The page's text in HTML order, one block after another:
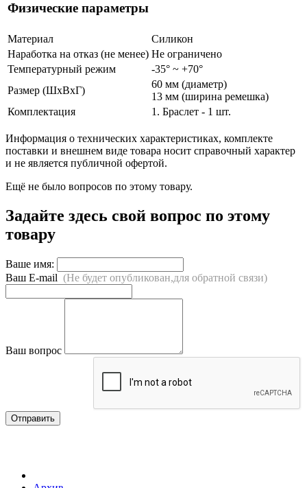
Физические параметры
Материал
Силикон
Наработка на отказ (не менее) Не ограничено
Температурный режим
-35° ~ +70°
Размер (ШxВxГ)
60 мм (диаметр)
13 мм (ширина ремешка)
Комплектация
1. Браслет - 1 шт.
Информация о технических характеристиках, комплекте
поставки и внешнем виде товара носит справочный характер
и не является публичной офертой.
Ещё не было вопросов по этому товару.
Задайте здесь свой вопрос по этому
товару
Ваше имя:
Ваш E-mail (Не будет опубликован,для обратной связи)
Ваш вопрос
Отправить